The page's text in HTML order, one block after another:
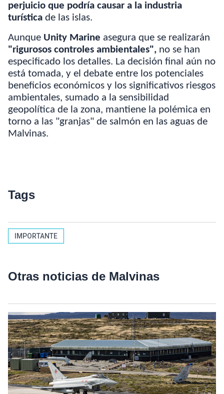
perjuicio que podría causar a la industria
turística de las islas.
Aunque Unity Marine asegura que se realizarán
"rigurosos controles ambientales", no se han
especificado los detalles. La decisión final aún no
está tomada, y el debate entre los potenciales
beneficios económicos y los significativos riesgos
ambientales, sumado a la sensibilidad
geopolítica de la zona, mantiene la polémica en
torno a las "granjas" de salmón en las aguas de
Malvinas.
Tags
IMPORTANTE
Otras noticias de Malvinas